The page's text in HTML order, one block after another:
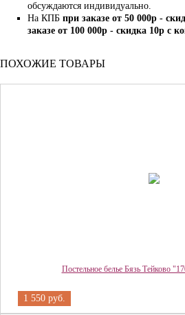
обсуждаются индивидуально.
На КПБ при заказе от 50 000р -
заказе от 100 000р - скидка 10р с
ПОХОЖИЕ ТОВАРЫ
Постельное белье Бязь Тейково
1 550 руб.